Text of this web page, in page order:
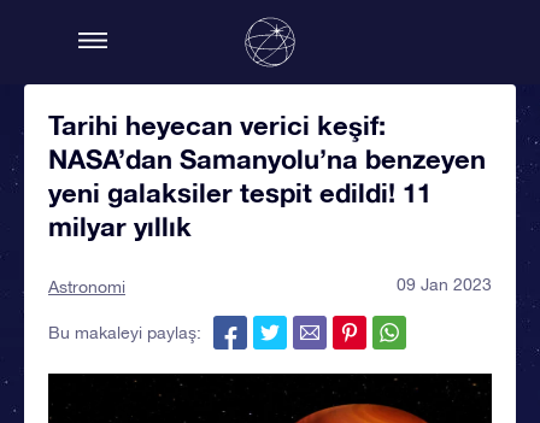
Tarihi heyecan verici keşif:
NASA’dan Samanyolu’na benzeyen
yeni galaksiler tespit edildi! 11
milyar yıllık
Astronomi 09 Jan 2023
Bu makaleyi paylaş: